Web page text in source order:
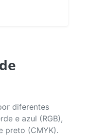
diferentes
e azul (RGB),
preto (CMYK).